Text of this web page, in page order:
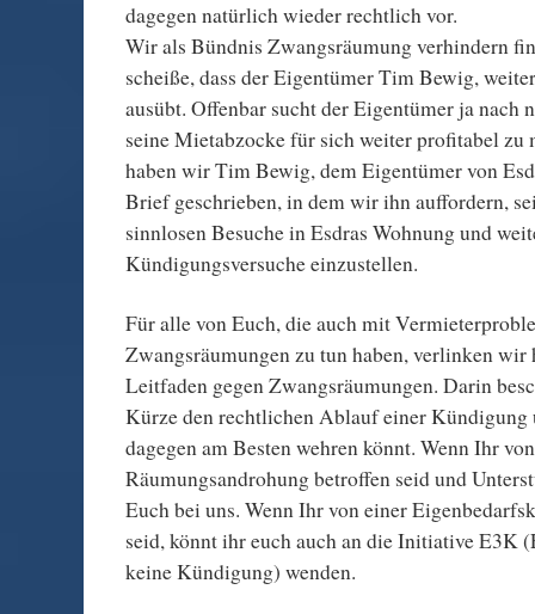
dagegen natürlich wieder rechtlich vor.
Wir als Bündnis Zwangsräumung verhindern
scheiße, dass der Eigentümer Tim Bewig,
ausübt. Offenbar sucht der Eigentümer ja nach
seine Mietabzocke für sich weiter profitabel zu
haben wir Tim Bewig, dem Eigentümer von
Brief geschrieben, in dem wir ihn auffordern,
sinnlosen Besuche in Esdras Wohnung und
Kündigungsversuche einzustellen.
Für alle von Euch, die auch mit
Zwangsräumungen zu tun haben, verlinken wir
Leitfaden gegen Zwangsräumungen. Darin
Kürze den rechtlichen Ablauf einer
dagegen am Besten wehren könnt. Wenn Ihr
Räumungsandrohung betroffen seid und
Euch bei uns. Wenn Ihr von einer
seid, könnt ihr euch auch an die Initiative E3K
keine Kündigung) wenden.